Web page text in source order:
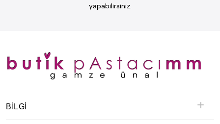
yapabilirsiniz.
BILGI